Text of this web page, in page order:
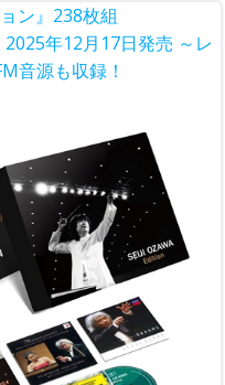
ン』238枚組
年12月17日発売 ～レ
音源も収録！